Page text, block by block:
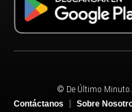
© De Último
Contáctanos
Sobre